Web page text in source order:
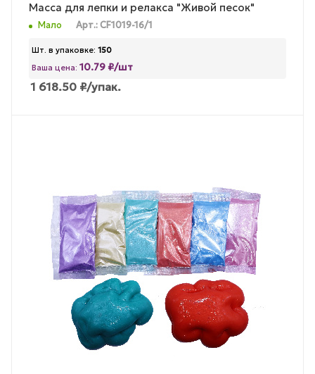
Масса для лепки и релакса "Живой песок"
Мало Арт.: CF1019-16/1
Шт. в упаковке: 150
Ваша цена: 10.79 ₽/шт
1 618.50 ₽/упак.